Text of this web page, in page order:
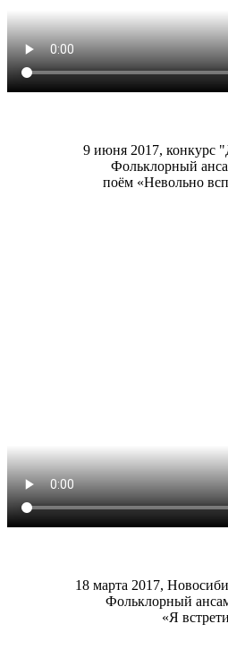
9 июня 2017, конкурс
Фольклорный
поём «Невольно
18 марта 2017,
Фольклорный
«Я